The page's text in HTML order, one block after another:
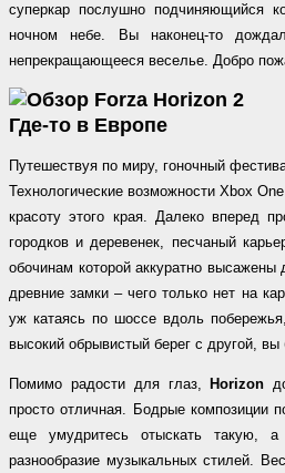
суперкар послушно подчиняющийся
ночном небе. Вы наконец-то
непрекращающееся веселье. Добро
Где-то в Европе
Путешествуя по миру, гоночный
Технологические возможности Xbox
красоту этого края. Далеко вперед
городков и деревенек, песчаный
обочинам которой аккуратно
древние замки – чего только нет на
уж катаясь по шоссе вдоль
высокий обрывистый берег с другой,
Помимо радости для глаз, Horizon
просто отличная. Бодрые композиции
еще умудритесь отыскать такую, а
разнообразие музыкальных стилей.